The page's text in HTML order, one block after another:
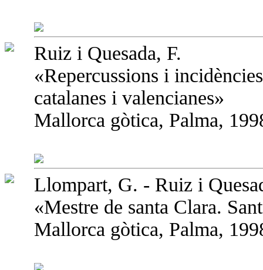
Ruiz i Quesada, F.
«Repercussions i
catalanes i valencianes»
Mallorca gòtica, Palma,
Llompart, G. - Ruiz i
«Mestre de santa Clara.
Mallorca gòtica, Palma,